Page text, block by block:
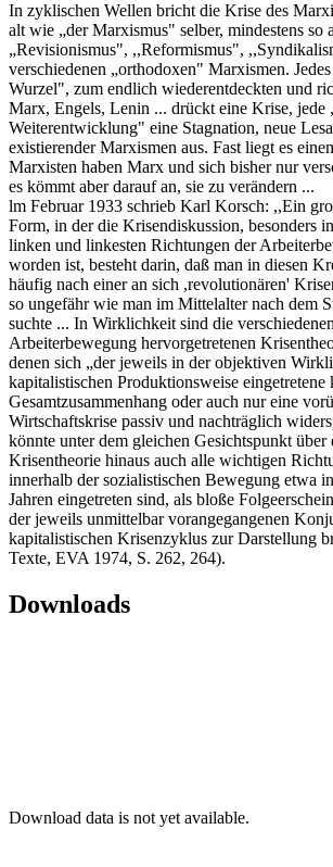
In zyklischen Wellen bricht die Krise des
alt wie „der Marxismus" selber, mindestens so
„Revisionismus", ,,Reformismus",
verschiedenen „orthodoxen" Marxismen.
Wurzel", zum endlich wiederentdeckten und
Marx, Engels, Lenin ... drückt eine Krise, jede
Weiterentwicklung" eine Stagnation, neue
existierender Marxismen aus. Fast liegt es
Marxisten haben Marx und sich bisher nur
es kömmt aber darauf an, sie zu verändern ...
lm Februar 1933 schrieb Karl Korsch: ,,Ein
Form, in der die Krisendiskussion, besonders
linken und linkesten Richtungen der
worden ist, besteht darin, daß man in diesen
häufig nach einer an sich ,revolutionären'
so ungefähr wie man im Mittelalter nach dem
suchte ... In Wirklichkeit sind die
Arbeiterbewegung hervorgetretenen
denen sich „der jeweils in der objektiven
kapitalistischen Produktionsweise eingetretene
Gesamtzusammenhang oder auch nur eine
Wirtschaftskrise passiv und nachträglich
könnte unter dem gleichen Gesichtspunkt über
Krisentheorie hinaus auch alle wichtigen
innerhalb der sozialistischen Bewegung etwa
Jahren eingetreten sind, als bloße
der jeweils unmittelbar vorangegangenen
kapitalistischen Krisenzyklus zur Darstellung
Texte, EVA 1974, S. 262, 264).
Downloads
Download data is not yet available.